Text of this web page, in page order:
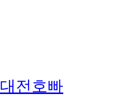
대전호빠